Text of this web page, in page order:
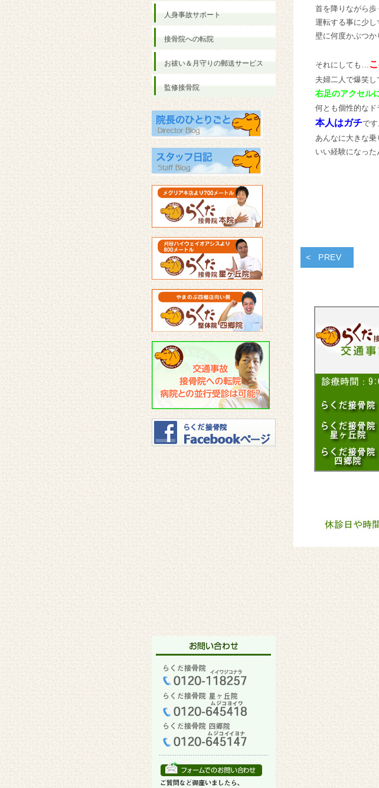
首を降りながら歩
運転する事に少
壁に何度かぶつ
それにしても…
夫婦二人で爆笑し
右足のアクセル
何とも個性的な
本人はガチで
あんなに大きな乗
いい経験になっ
PREV
人身事故サポート
接骨院への転院
お祓い＆月守りの郵送サービス
監修接骨院